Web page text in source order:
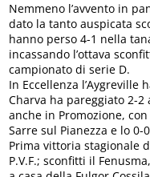
Nemmeno l’avvento in
dato la tanto auspicata
hanno perso 4-1 nella
incassando l’ottava
campionato di serie D.
In Eccellenza
Charva ha pareggiato 2-
anche in Promozione,
Sarre sul Pianezza e lo 0-
Prima vittoria stagionale
P.V.F.; sconfitti il